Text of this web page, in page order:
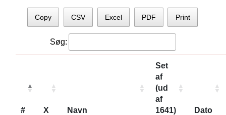
Copy CSV Excel PDF Print
Søg:
# X Navn
Set
af
(ud
af
1641)
Dato